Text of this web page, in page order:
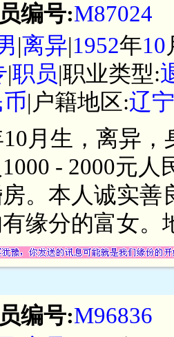
编号:M87024
|离异|1952年10
|职员|职业类型:
|户籍地区:辽
10月生，离异
- 2000元
。本人诚实
缘分的富女。
编号:M96836